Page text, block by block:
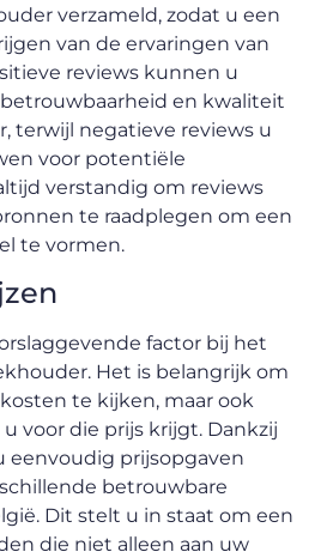
verzameld, zodat u een
van de ervaringen van
reviews kunnen u
en kwaliteit
terwijl negatieve reviews u
voor potentiële
verstandig om reviews
te raadplegen om een
te vormen.
factor bij het
Het is belangrijk om
te kijken, maar ook
voor die prijs krijgt. Dankzij
eenvoudig prijsopgaven
betrouwbare
Dit stelt u in staat om een
die niet alleen aan uw